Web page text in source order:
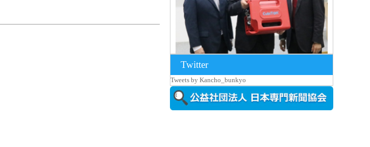
京都大iCeMS等を視察した松本文部科学
大...
Twitter
Tweets by Kancho_bunkyo